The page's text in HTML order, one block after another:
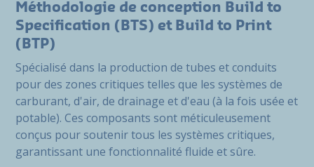
Méthodologie de conception Build to
Specification (BTS) et Build to Print
(BTP)
Spécialisé dans la production de tubes et conduits
pour des zones critiques telles que les systèmes de
carburant, d'air, de drainage et d'eau (à la fois usée et
potable). Ces composants sont méticuleusement
conçus pour soutenir tous les systèmes critiques,
garantissant une fonctionnalité fluide et sûre.